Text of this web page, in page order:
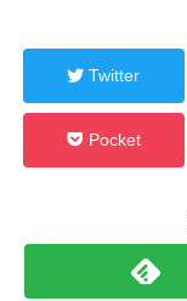
Twitter
Pocket